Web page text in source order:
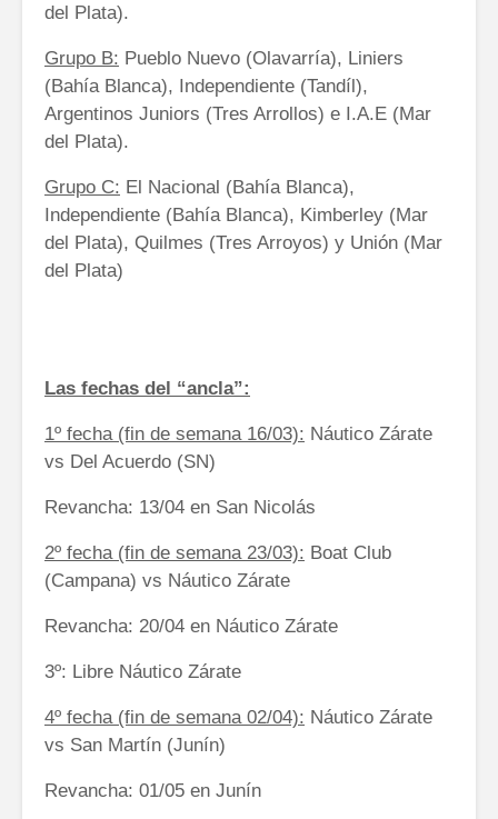
del Plata).
Grupo B: Pueblo Nuevo (Olavarría), Liniers
(Bahía Blanca), Independiente (Tandíl),
Argentinos Juniors (Tres Arrollos) e I.A.E (Mar
del Plata).
Grupo C: El Nacional (Bahía Blanca),
Independiente (Bahía Blanca), Kimberley (Mar
del Plata), Quilmes (Tres Arroyos) y Unión (Mar
del Plata)
Las fechas del “ancla”:
1º fecha (fin de semana 16/03): Náutico Zárate
vs Del Acuerdo (SN)
Revancha: 13/04 en San Nicolás
2º fecha (fin de semana 23/03): Boat Club
(Campana) vs Náutico Zárate
Revancha: 20/04 en Náutico Zárate
3º: Libre Náutico Zárate
4º fecha (fin de semana 02/04): Náutico Zárate
vs San Martín (Junín)
Revancha: 01/05 en Junín